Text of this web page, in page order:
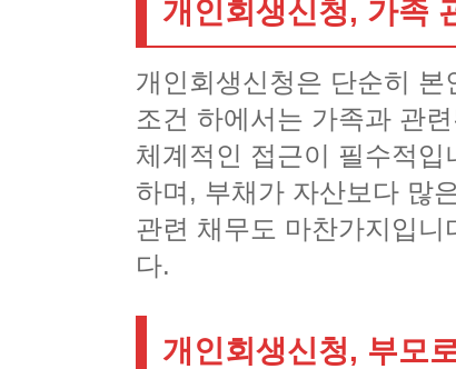
개인회생신청, 가족
개인회생신청은 단순히
조건 하에서는 가족과 관
체계적인 접근이 필수적
하며, 부채가 자산보다 많
관련 채무도 마찬가지입
다.
개인회생신청, 부모